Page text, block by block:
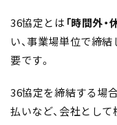
36協定とは 「時間外
い、事業場単位で締
要です。
36協定を締結する場
払いなど、会社とし